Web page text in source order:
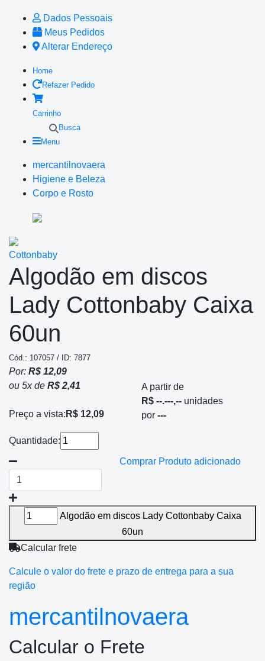
Dados Pessoais
Meus Pedidos
Alterar Endereço
Home
Refazer Pedido
Carrinho
Busca
Menu
mercantilnovaera
Higiene e Beleza
Corpo e Rosto
Cottonbaby
Algodão em discos
Lady Cottonbaby Caixa
60un
Cód.: 107057 / ID: 7877
Por: R$ 12,09
ou 5xde R$ 2,41
Preço a vista: R$ 12,09
A partir de
R$ --.---,-- unidades
por ---
Quantidade:
Comprar Produto adicionado
Algodão em discos Lady Cottonbaby Caixa
60un
Calcular frete
Calcule o valor do frete e prazo de entrega para a sua
região
mercantilnovaera
Calcular o Frete